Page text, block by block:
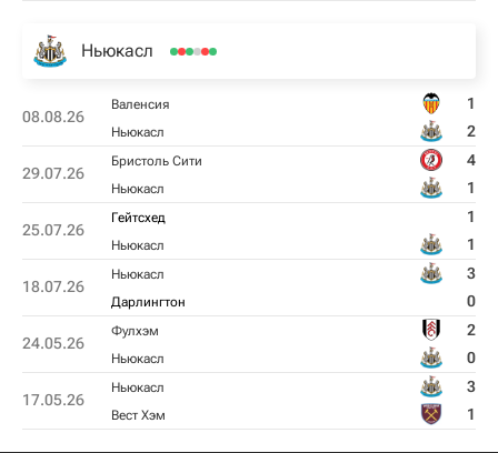
Ньюкасл
08.08.26
Валенсия 1
Ньюкасл 2
29.07.26
Бристоль Сити 4
Ньюкасл 1
25.07.26
Гейтсхед 1
Ньюкасл 1
18.07.26
Ньюкасл 3
Дарлингтон 0
24.05.26
Фулхэм 2
Ньюкасл 0
17.05.26
Ньюкасл 3
Вест Хэм 1